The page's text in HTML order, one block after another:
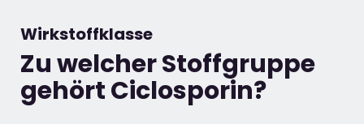
Wirkstoffklasse
Zu welcher Stoffgruppe
gehört Ciclosporin?